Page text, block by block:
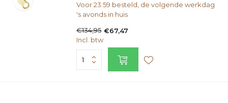
Voor 23:59 besteld, de volgende werkdag
's avonds in huis
€134,95 €67,47
Incl. btw